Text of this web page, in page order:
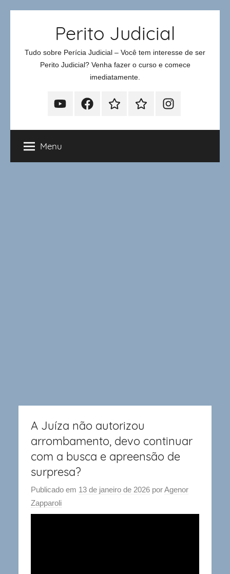
Perito Judicial
Tudo sobre Perícia Judicial – Você tem interesse de ser
Perito Judicial? Venha fazer o curso e comece
imediatamente.
YoutubeFacebookWhatsappTelegramInstagram
Menu
A Juíza não autorizou
arrombamento, devo continuar
com a busca e apreensão de
surpresa?
Publicado em 13 de janeiro de 2026 porAgenor
Zapparoli